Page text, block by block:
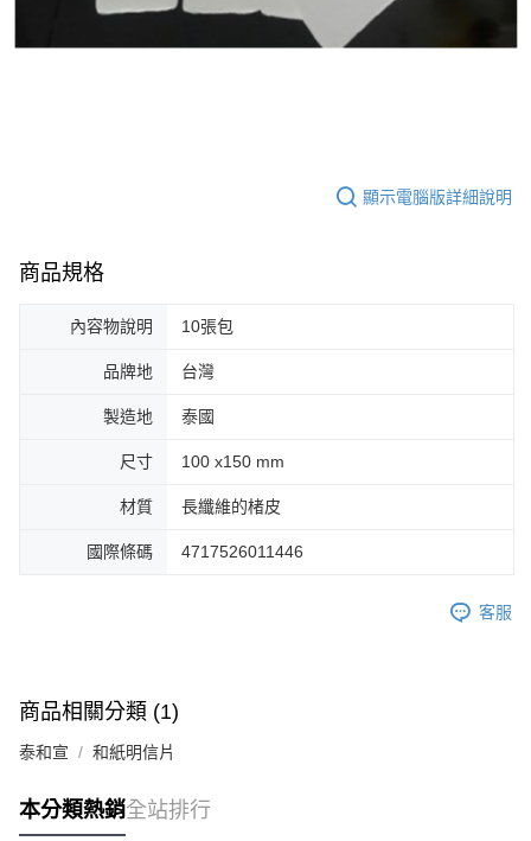
顯示電腦版詳細說明
商品規格
內容物說明 10張包
品牌地 台灣
製造地 泰國
尺寸 100 x150 mm
材質 長纖維的楮皮
國際條碼 4717526011446
客服
商品相關分類 (1)
泰和宣 和紙明信片
本分類熱銷全站排行